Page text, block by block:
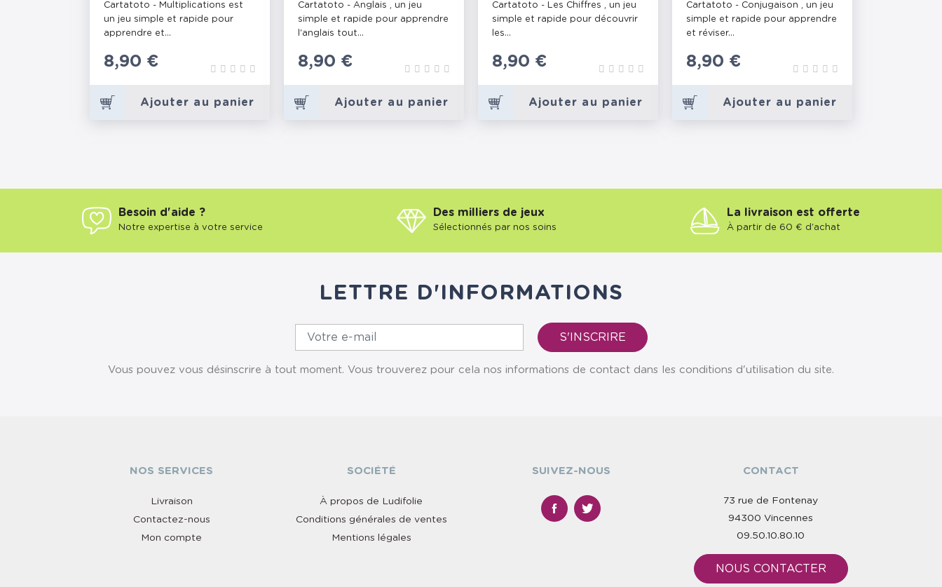
Cartatoto - Multiplications est
un jeu simple et rapide pour
apprendre et...
Prix
8,90 €
Ajouter au panier
Cartatoto - Anglais , un jeu
simple et rapide pour apprendre
l'anglais tout...
Prix
8,90 €
Ajouter au panier
Cartatoto - Les Chiffres , un jeu
simple et rapide pour découvrir
les...
Prix
8,90 €
Ajouter au panier
Cartatoto - Conjugaison , un jeu
simple et rapide pour apprendre
et réviser...
Prix
8,90 €
Ajouter au panier
Besoin d'aide ?
Notre expertise à votre service
Des milliers de jeux
Sélectionnés par nos soins
La livraison est offerte
À partir de 60 € d'achat
LETTRE D'INFORMATIONS
Vous pouvez vous désinscrire à tout moment. Vous trouverez pour cela nos informations de contact dans les conditions d'utilisation du site.
NOS SERVICES
Livraison
Contactez-nous
Mon compte
SOCIÉTÉ
À propos de Ludifolie
Conditions générales de ventes
Mentions légales
SUIVEZ-NOUS CONTACT
73 rue de Fontenay
94300 Vincennes
09.50.10.80.10
NOUS CONTACTER